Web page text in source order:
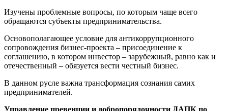
Изучены проблемные вопросы, по которым чаще всего
обращаются субъекты предпринимательства.
Основополагающее условие для антикоррупционного
сопровождения бизнес-проекта – присоединение к
соглашению, в котором инвестор – зарубежный, равно как и
отечественный – обязуется вести честный бизнес.
В данном русле важна трансформация сознания самих
предпринимателей.